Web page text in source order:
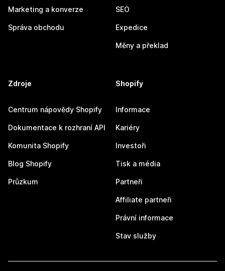
Marketing a konverze
Správa obchodu
SEO
Expedice
Měny a překlad
Zdroje
Centrum nápovědy Shopify
Dokumentace k rozhraní API
Komunita Shopify
Blog Shopify
Průzkum
Shopify
Informace
Kariéry
Investoři
Tisk a média
Partneři
Affiliate partneři
Právní informace
Stav služby